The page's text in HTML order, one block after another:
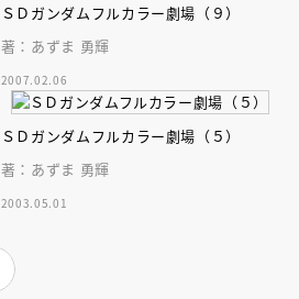
ＳＤガンダムフルカラー劇場（９）
著：あずま 勇輝
2007.02.06
ＳＤガンダムフルカラー劇場（５）
著：あずま 勇輝
2003.05.01